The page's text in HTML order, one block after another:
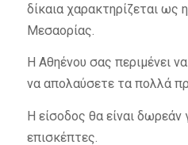
δίκαια χαρακτηρίζεται ως
Μεσαορίας.
Η Αθηένου σας περιμένει
να απολαύσετε τα πολλά
Η είσοδος θα είναι δωρεάν
επισκέπτες.